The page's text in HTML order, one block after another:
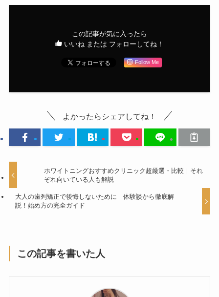
この記事が気に入ったら
いいね または フォローしてね！
Follow Me
よかったらシェアしてね！
ホワイトニングおすすめクリニック超厳選・比較｜そ
れぞれ向いている人も解説
大人の歯列矯正で後悔しないために｜体験談から徹底解
説！始め方の完全ガイド
この記事を書いた人